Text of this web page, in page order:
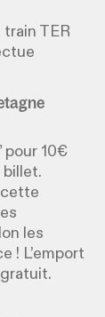
TER
pour 10€
billet.
les
! L’emport